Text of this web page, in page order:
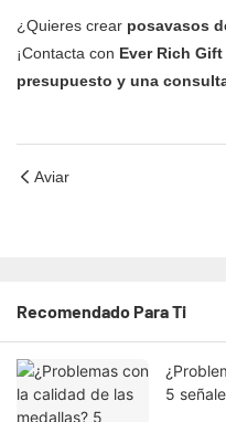
¿Quieres crear posavasos
¡Contacta con Ever Rich Gift
presupuesto y una
Aviar
Recomendado Para Ti
5